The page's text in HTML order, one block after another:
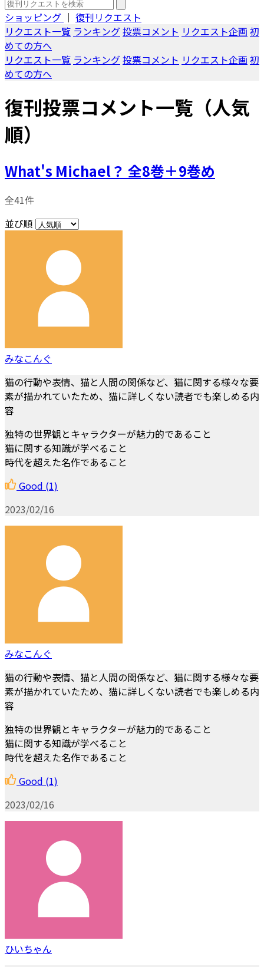
ショッピング ｜ 復刊リクエスト
リクエスト一覧 ランキング投票コメント リクエスト企画 初
めての方へ
リクエスト一覧 ランキング投票コメント リクエスト企画 初
めての方へ
復刊投票コメント一覧（人気
順）
What's Michael？ 全8巻＋9巻め
全41件
並び順
みなこんぐ
猫の行動や表情、猫と人間の関係など、猫に関する様々な要
素が描かれていたため、猫に詳しくない読者でも楽しめる内
容
独特の世界観とキャラクターが魅力的であること
猫に関する知識が学べること
時代を超えた名作であること
Good (1)
2023/02/16
みなこんぐ
猫の行動や表情、猫と人間の関係など、猫に関する様々な要
素が描かれていたため、猫に詳しくない読者でも楽しめる内
容
独特の世界観とキャラクターが魅力的であること
猫に関する知識が学べること
時代を超えた名作であること
Good (1)
2023/02/16
ひいちゃん